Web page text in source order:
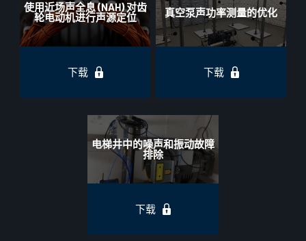
使用近场声全息 (NAH) 对齿
轮电动机进行声源定位
下载
真空泵声功率测量的优化
下载
电梯井中的噪声和振动故障
排除
下载